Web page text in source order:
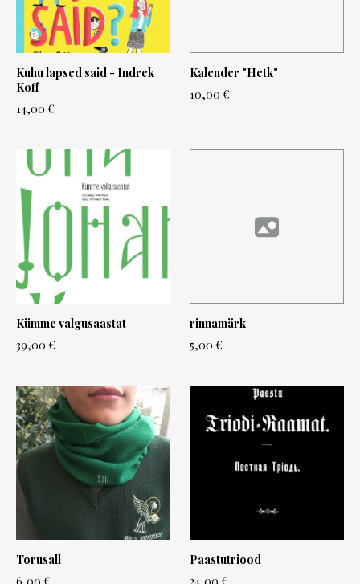
Kuhu lapsed said - Indrek
Koff
14,00 €
Kalender "Hetk"
10,00 €
Kümme valgusaastat
39,00 €
rinnamärk
5,00 €
Torusall
Paastutriood